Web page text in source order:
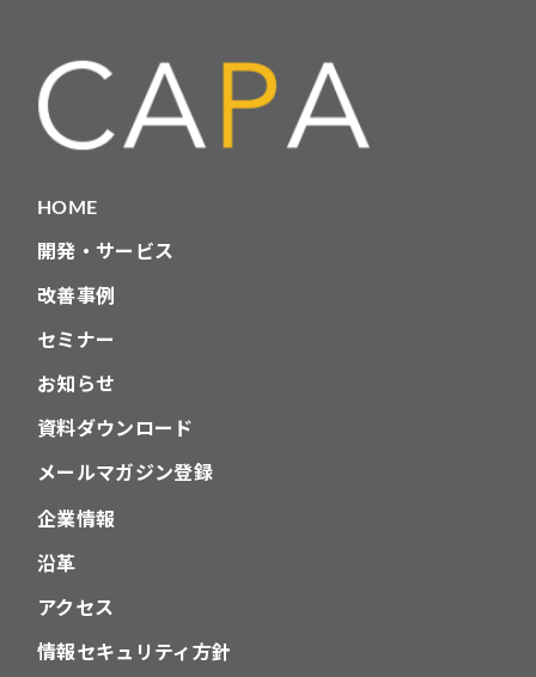
HOME
開発・サービス
改善事例
セミナー
お知らせ
資料ダウンロード
メールマガジン登録
企業情報
沿革
アクセス
情報セキュリティ方針